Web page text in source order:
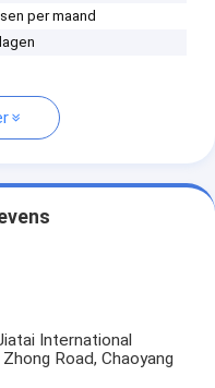
per maand
International
Road, Chaoyang